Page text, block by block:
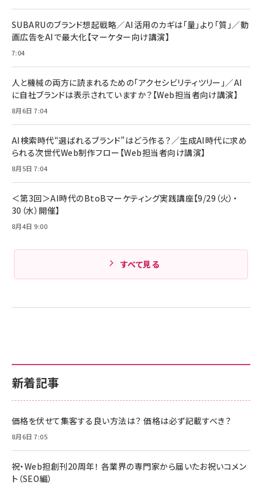
新着記事
価格を伏せて集客する良い方法は？ 価格は必ず記載すべき？
8月6日 7:05
祝・Web担創刊20周年！ 各業界の専門家から届いたお祝いコメン
ト（SEO編）
SUBARUのブランド想起戦略／AI活用のカギは「量」より「質」／動
画広告をAIで最大化【マーケター向け講演】
7:04
人と機械の両方に読まれるための「アクセシビリティツリー」／AI
に自社ブランドは表示されていますか？【Web担当者向け講演】
8月6日 7:04
AI検索時代“選ばれるブランド”はどう作る？／生成AI時代に求め
られる次世代Web制作フロー【Web担当者向け講演】
8月5日 7:04
＜第3回＞AI時代のBtoBマーケティング実践講座【9/29（火）・
30（水）開催】
8月4日 9:00
すべて見る